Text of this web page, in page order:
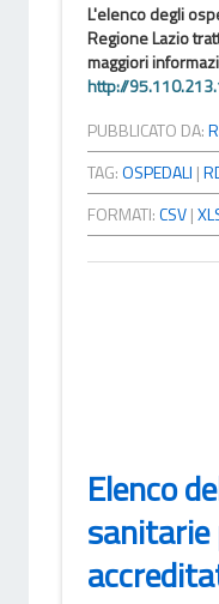
L'elenco degli
Regione Lazio
maggiori
http://
PUBBLICATO DA:
TAG:OSPEDALI |
FORMATI:CSV|
Elenco